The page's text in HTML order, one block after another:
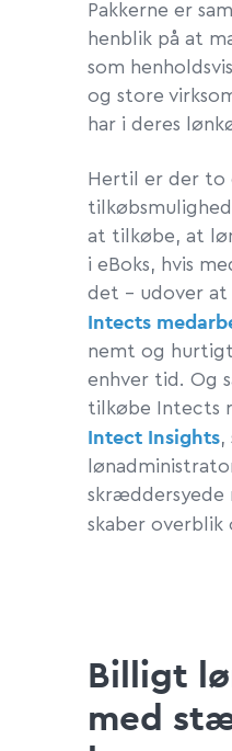
Pakkerne er
henblik på at
som
og store
har i deres
Hertil er der to
at tilkøbe, at
i eBoks, hvis
det – udover at
Intects
nemt og
enhver tid. Og
tilkøbe Intects
Intect Insights,
skræddersyede
skaber overblik
Billigt
med